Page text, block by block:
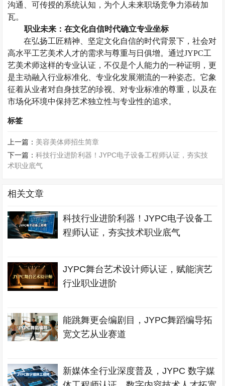
沟通、可传授的系统认知， 为个人未来职场竞争力添砖加
瓦。
职业未来：在文化自信时代确立专业坐标
在弘扬工匠精神、坚定文化自信的时代背景下，社会对
高水平工艺美术人才的需求与尊重与日俱增。通过JYPC工
艺美术师这样的专业认证，不仅是个人能力的一种证明，更
是主动融入行业标准化、专业化发展潮流的一种姿态。它象
征着从业者对自身技艺的珍视、对专业标准的尊重，以及在
市场化环境中保持艺术独立性与专业性的追求。
标签
上一篇： 美容美体师招生简章
下一篇：科技行业进阶利器！JYPC电子设备工程师认证，夯实技
术职业底气
相关文章
科技行业进阶利器！JYPC电子设备工
程师认证，夯实技术职业底气
JYPC舞台艺术设计师认证，赋能演艺
行业职业进阶
能跳舞更会编剧目，JYPC舞蹈编导拓
宽文艺从业赛道
新媒体全行业深度普及，JYPC 数字媒